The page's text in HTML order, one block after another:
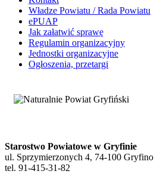
Władze Powiatu / Rada Powiatu
ePUAP
Jak załatwić sprawę
Regulamin organizacyjny
Jednostki organizacyjne
Ogłoszenia, przetargi
Starostwo Powiatowe w Gryfinie
ul. Sprzymierzonych 4, 74-100 Gryfino
tel. 91-415-31-82